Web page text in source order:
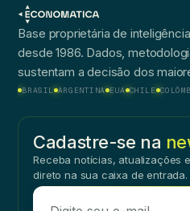
Base proprietária de
desde 1986. Dados,
sustentam a decisão dos
BRASIL ARGENTINA EUA CHILE
Cadastre-se na
Receba notícias, atualizações
direto na sua caixa de entrada.